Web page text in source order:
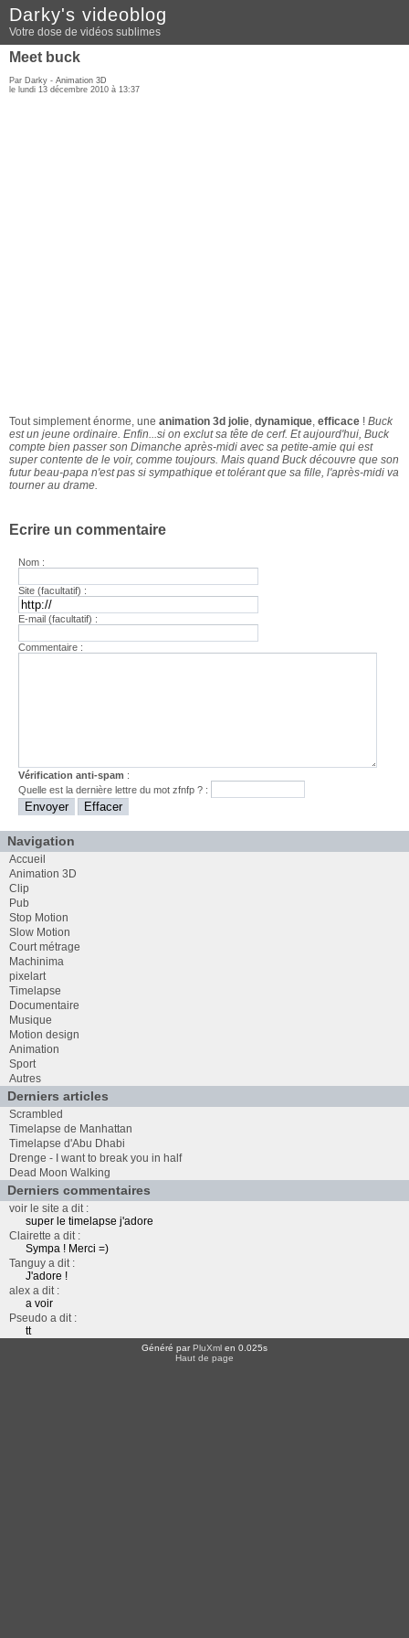
Darky's videoblog
Votre dose de vidéos sublimes
Meet buck
Par Darky - Animation 3D
le lundi 13 décembre 2010 à 13:37
Tout simplement énorme, une animation 3d jolie, dynamique, efficace ! Buck
est un jeune ordinaire. Enfin...si on exclut sa tête de cerf. Et aujourd'hui, Buck
compte bien passer son Dimanche après-midi avec sa petite-amie qui est
super contente de le voir, comme toujours. Mais quand Buck découvre que son
futur beau-papa n'est pas si sympathique et tolérant que sa fille, l'après-midi va
tourner au drame.
Ecrire un commentaire
Nom :
Site (facultatif) :
E-mail (facultatif) :
Commentaire :
Vérification anti-spam :
Quelle est ladernière lettre du motzfnfp ? :
Navigation
Accueil
Animation 3D
Clip
Pub
Stop Motion
Slow Motion
Court métrage
Machinima
pixelart
Timelapse
Documentaire
Musique
Motion design
Animation
Sport
Autres
Derniers articles
Scrambled
Timelapse de Manhattan
Timelapse d'Abu Dhabi
Drenge - I want to break you in half
Dead Moon Walking
Derniers commentaires
voir le site a dit :
super le timelapse j'adore
Clairette a dit :
Sympa ! Merci =)
Tanguy a dit :
J'adore !
alex a dit :
a voir
Pseudo a dit :
tt
Généré parPluXml en 0.025s
Haut de page